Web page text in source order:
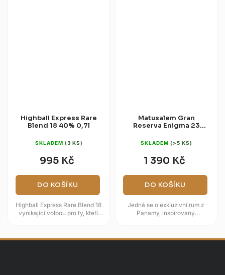
Highball Express Rare
Blend 18 40% 0,7l
SKLADEM (3 KS)
995 Kč
DO KOŠÍKU
Highball Express Rare Blend 18
vynikající volbou pro ty, kteří
Matusalem Gran
Reserva Enigma 23
krabice)
SKLADEM (>5 KS)
1 390 Kč
DO KOŠÍKU
Jedná se o exkluzivní rum z
Panamy, inspirovaný
bourbonu v...